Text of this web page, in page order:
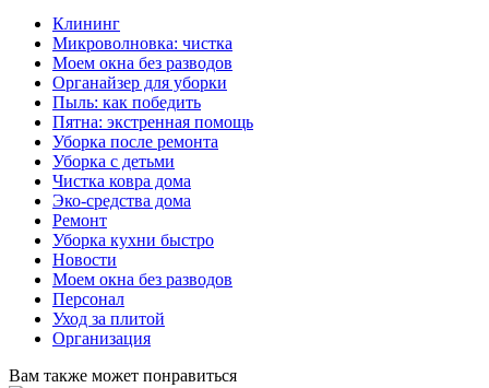
Клининг
Микроволновка: чистка
Моем окна без разводов
Органайзер для уборки
Пыль: как победить
Пятна: экстренная помощь
Уборка после ремонта
Уборка с детьми
Чистка ковра дома
Эко-средства дома
Ремонт
Уборка кухни быстро
Новости
Моем окна без разводов
Персонал
Уход за плитой
Организация
Вам также может понравиться